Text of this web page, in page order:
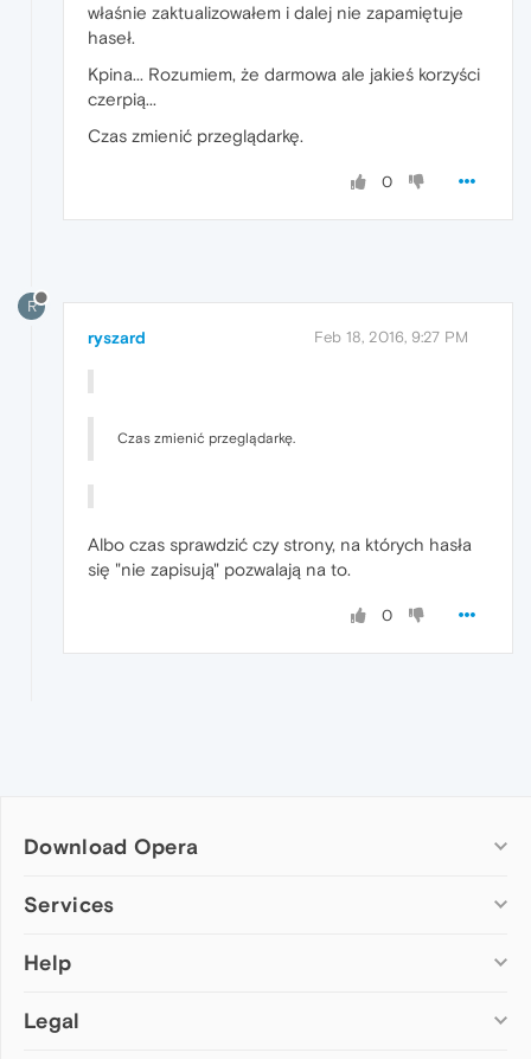
właśnie zaktualizowałem i dalej nie zapamiętuje
haseł.
Kpina... Rozumiem, że darmowa ale jakieś korzyści
czerpią...
Czas zmienić przeglądarkę.
0
R
ryszard Feb 18, 2016, 9:27 PM
Czas zmienić przeglądarkę.
Albo czas sprawdzić czy strony, na których hasła
się "nie zapisują" pozwalają na to.
0
Download Opera
Computer browsers
Opera for Mac
Opera beta version
Services
Add-ons
Wallpapers
Help
Help & support
Legal